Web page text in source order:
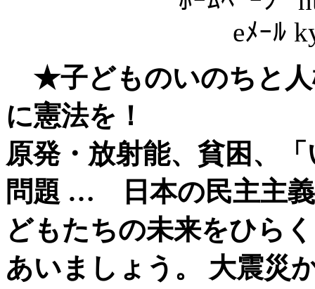
eﾒｰﾙ
★子どものいのちと
に憲法を！
原発・放射能、貧困、
問題 … 日本の民主主義
どもたちの未来をひら
あいましょう。 大震災